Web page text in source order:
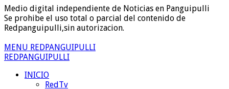
Medio digital independiente de Noticias en Panguipulli
Se prohibe el uso total o parcial del contenido de
Redpanguipulli,sin autorizacion.
MENU REDPANGUIPULLI
REDPANGUIPULLI
INICIO
RedTv